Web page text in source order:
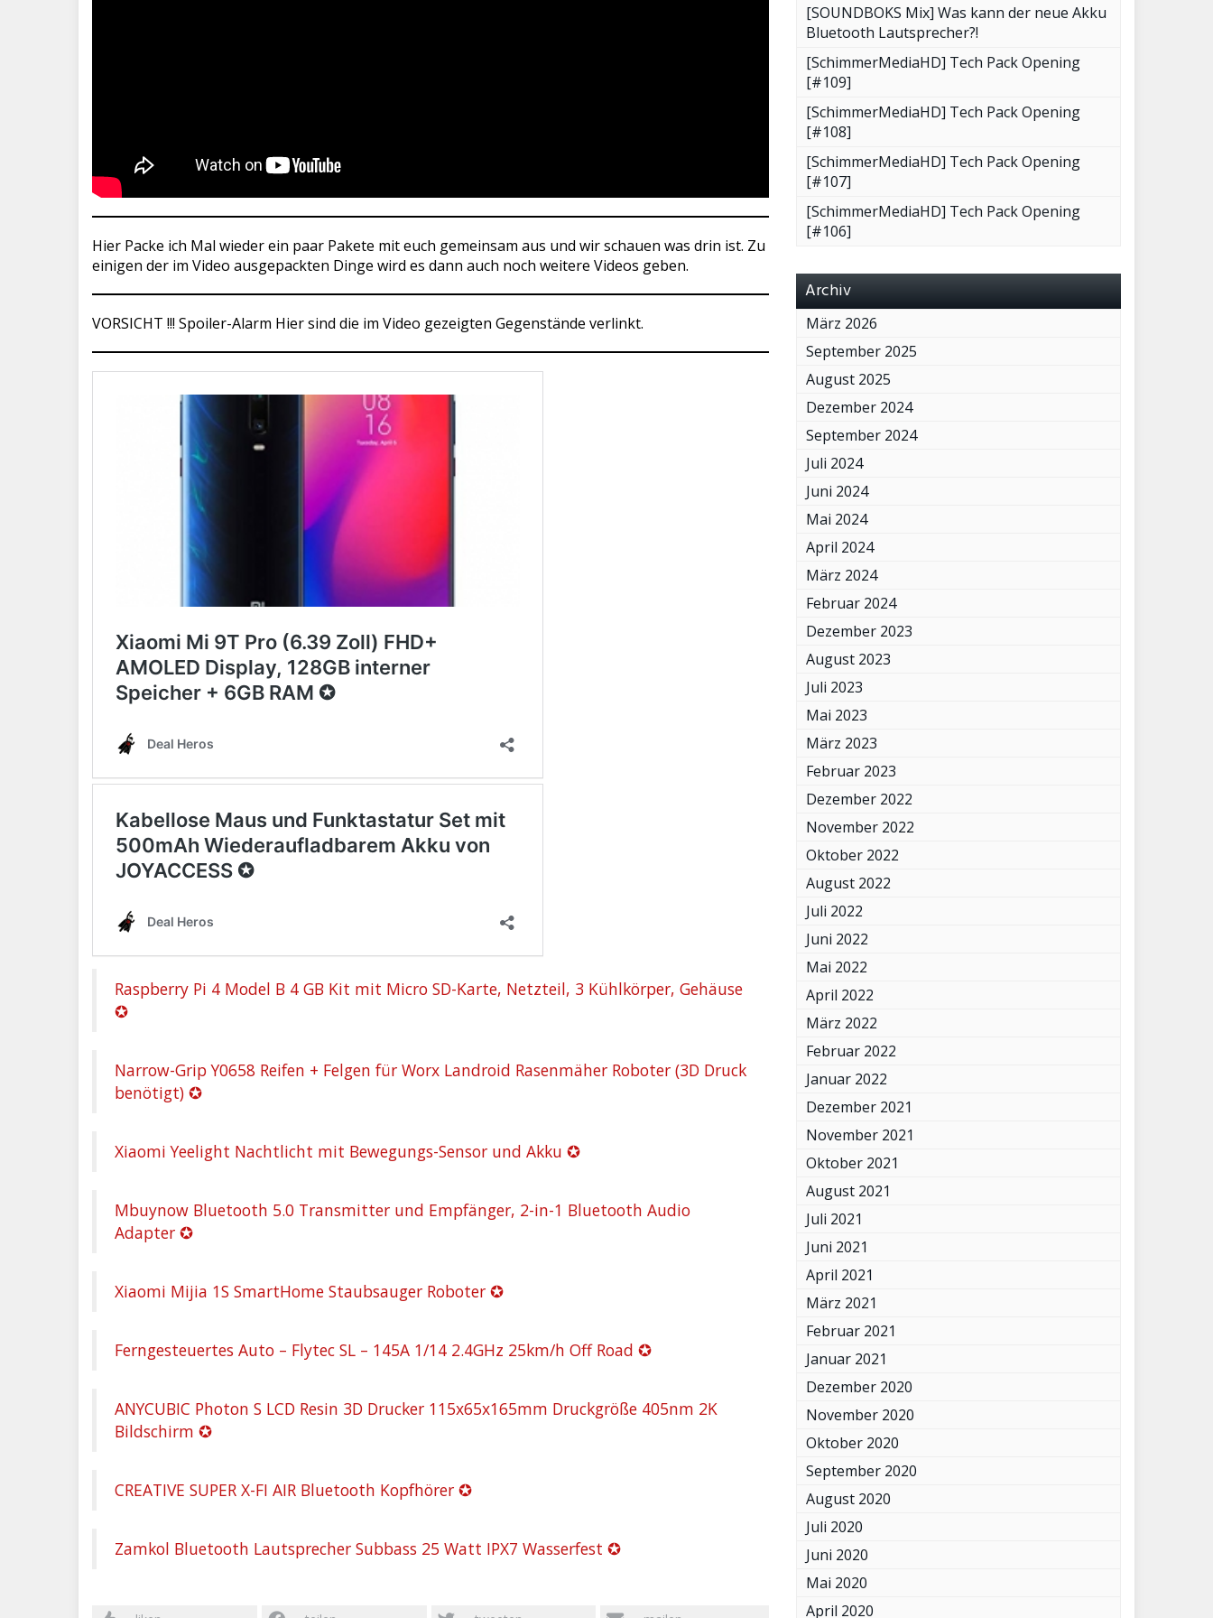
Hier Packe ich Mal wieder ein paar Pakete mit euch gemeinsam aus und wir schauen was drin ist. Zu
einigen der im Video ausgepackten Dinge wird es dann auch noch weitere Videos geben.
VORSICHT !!! Spoiler-Alarm Hier sind die im Video gezeigten Gegenstände verlinkt.
Raspberry Pi 4 Model B 4 GB Kit mit Micro SD-Karte, Netzteil, 3 Kühlkörper, Gehäuse
✪
Narrow-Grip Y0658 Reifen + Felgen für Worx Landroid Rasenmäher Roboter (3D Druck
benötigt) ✪
Xiaomi Yeelight Nachtlicht mit Bewegungs-Sensor und Akku ✪
Mbuynow Bluetooth 5.0 Transmitter und Empfänger, 2-in-1 Bluetooth Audio
Adapter ✪
Xiaomi Mijia 1S SmartHome Staubsauger Roboter ✪
Ferngesteuertes Auto – Flytec SL – 145A 1/14 2.4GHz 25km/h Off Road ✪
ANYCUBIC Photon S LCD Resin 3D Drucker 115x65x165mm Druckgröße 405nm 2K
Bildschirm ✪
CREATIVE SUPER X-FI AIR Bluetooth Kopfhörer ✪
Zamkol Bluetooth Lautsprecher Subbass 25 Watt IPX7 Wasserfest ✪
[SOUNDBOKS Mix] Was kann der neue Akku
Bluetooth Lautsprecher?!
[SchimmerMediaHD] Tech Pack Opening
[#109]
[SchimmerMediaHD] Tech Pack Opening
[#108]
[SchimmerMediaHD] Tech Pack Opening
[#107]
[SchimmerMediaHD] Tech Pack Opening
[#106]
Archiv
März 2026
September 2025
August 2025
Dezember 2024
September 2024
Juli 2024
Juni 2024
Mai 2024
April 2024
März 2024
Februar 2024
Dezember 2023
August 2023
Juli 2023
Mai 2023
März 2023
Februar 2023
Dezember 2022
November 2022
Oktober 2022
August 2022
Juli 2022
Juni 2022
Mai 2022
April 2022
März 2022
Februar 2022
Januar 2022
Dezember 2021
November 2021
Oktober 2021
August 2021
Juli 2021
Juni 2021
April 2021
März 2021
Februar 2021
Januar 2021
Dezember 2020
November 2020
Oktober 2020
September 2020
August 2020
Juli 2020
Juni 2020
Mai 2020
April 2020